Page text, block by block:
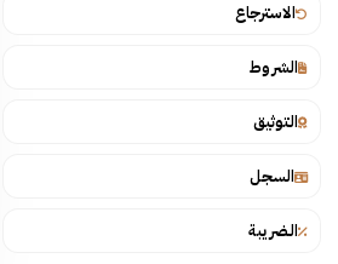
الاسترجاع
الشروط
التوثيق
السجل
الضريبة